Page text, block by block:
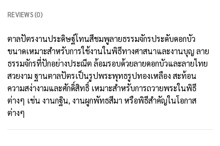
REVIEWS (0)
ตาลปัตรงานประดิษฐ์โทนสีชมพูลายธรรมจักรประดับดอกบัว
ขนาดเหมาะสำหรับการใช้งานในพิธีทางศาสนาและงานบุญ ลาย
ธรรมจักรที่ปักอย่างประณีต ล้อมรอบด้วยลายดอกบัวและลายไทย
สวยงาม ฐานตาลปัตรเป็นรูปพระพุทธรูปทองเหลือง สะท้อน
ความสง่างามและศักดิ์สิทธิ์ เหมาะสำหรับการถวายพระในพิธี
ต่างๆ เช่น งานกฐิน, งานผูกพัทธสีมา หรือพิธีสำคัญในโอกาส
ต่างๆ